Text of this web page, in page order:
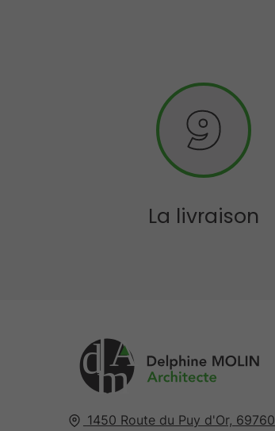
La livraison
dm
A
1450 Route du Puy d'Or, 69760